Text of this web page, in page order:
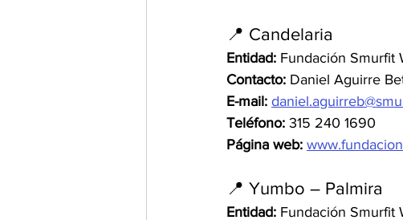
📍 Candelaria
Entidad: Fundación Smurfit
Contacto: Daniel Aguirre
E-mail:
Teléfono: 315 240 1690
Página web:
📍 Yumbo – Palmira
Entidad: Fundación Smurfit